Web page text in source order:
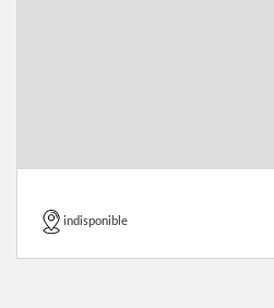
indisponible